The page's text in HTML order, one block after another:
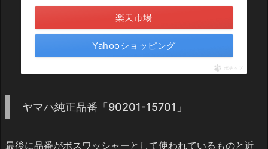
楽天市場
Yahooショッピング
ポチップ
ヤマハ純正品番「90201-15701」
最後に品番がボスワッシャーとして使われているものと近